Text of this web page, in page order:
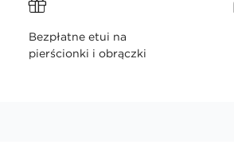
Bezpłatne etui na
pierścionki i obrączki